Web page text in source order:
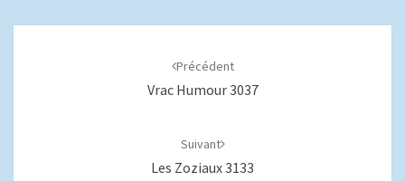
Précédent
Vrac Humour 3037
Suivant
Les Zoziaux 3133